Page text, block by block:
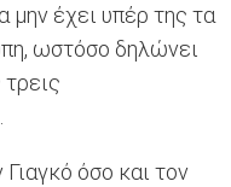
μην έχει υπέρ της τα
ωστόσο δηλώνει
όσο και τον